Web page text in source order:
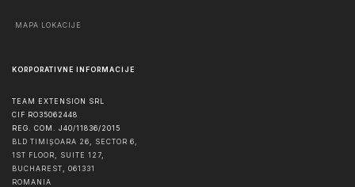
MAPA LOKACIJE
KORPORATIVNE INFORMACIJE
TEAM EXTENSION SRL
CIF RO35062448
REG. COM. J40/11836/2015
BLD TIMIȘOARA 26, SECTOR 6,
1ST FLOOR, SUITE 127,
BUCHAREST
061331
ROMANIA